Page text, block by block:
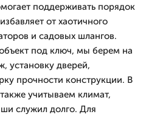
поддерживать порядок
от хаотичного
и садовых шлангов.
под ключ, мы берем на
установку дверей,
прочности конструкции. В
учитываем климат,
служил долго. Для